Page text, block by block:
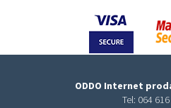
ODDO Internet
Tel: 064